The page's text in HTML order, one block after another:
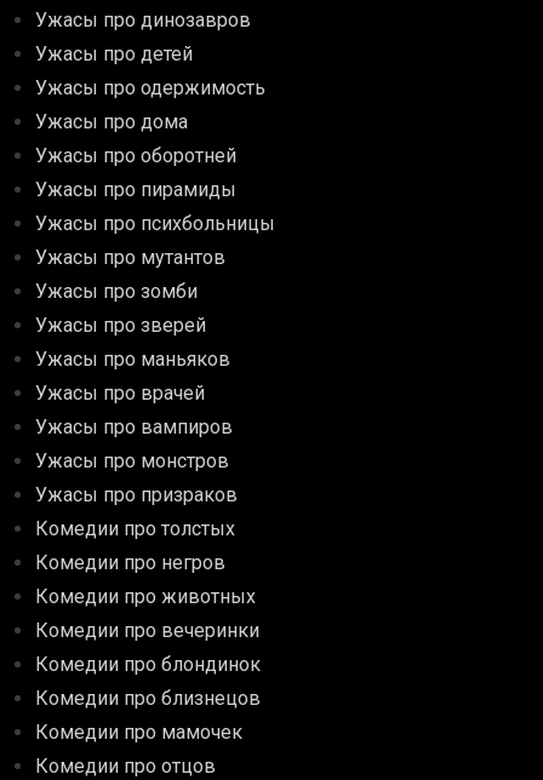
Ужасы про динозавров
Ужасы про детей
Ужасы про одержимость
Ужасы про дома
Ужасы про оборотней
Ужасы про пирамиды
Ужасы про психбольницы
Ужасы про мутантов
Ужасы про зомби
Ужасы про зверей
Ужасы про маньяков
Ужасы про врачей
Ужасы про вампиров
Ужасы про монстров
Ужасы про призраков
Комедии про толстых
Комедии про негров
Комедии про животных
Комедии про вечеринки
Комедии про блондинок
Комедии про близнецов
Комедии про мамочек
Комедии про отцов